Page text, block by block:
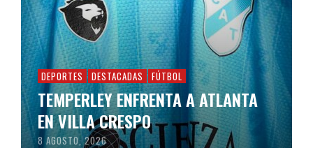
DEPORTES DESTACADAS FÚTBOL
TEMPERLEY ENFRENTA A ATLANTA
EN VILLA CRESPO
8 AGOSTO, 2026